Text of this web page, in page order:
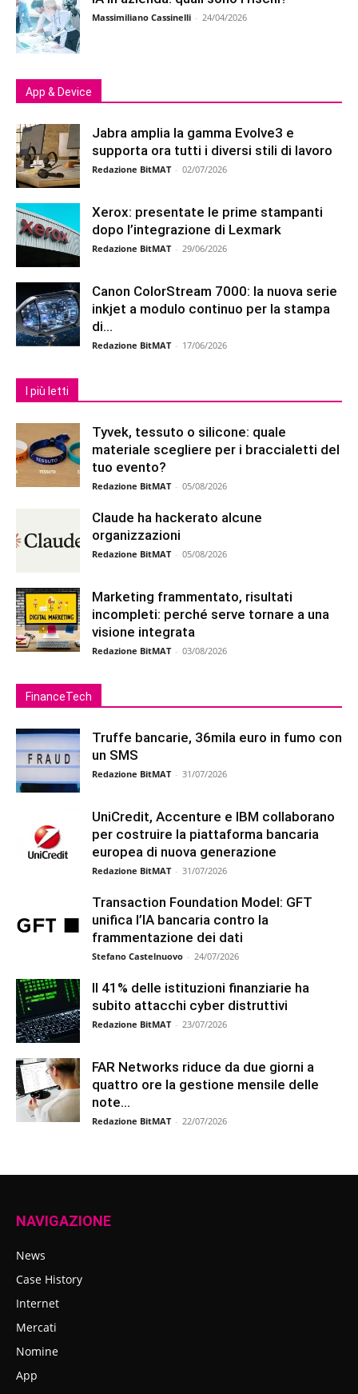
Massimiliano Cassinelli - 24/04/2026
App & Device
Jabra amplia la gamma Evolve3 e
supporta ora tutti i diversi stili di lavoro
Redazione BitMAT - 02/07/2026
Xerox: presentate le prime stampanti
dopo l’integrazione di Lexmark
Redazione BitMAT - 29/06/2026
Canon ColorStream 7000: la nuova serie
inkjet a modulo continuo per la stampa
di...
Redazione BitMAT - 17/06/2026
I più letti
Tyvek, tessuto o silicone: quale
materiale scegliere per i braccialetti del
tuo evento?
Redazione BitMAT - 05/08/2026
Claude ha hackerato alcune
organizzazioni
Redazione BitMAT - 05/08/2026
Marketing frammentato, risultati
incompleti: perché serve tornare a una
visione integrata
Redazione BitMAT - 03/08/2026
FinanceTech
Truffe bancarie, 36mila euro in fumo con
un SMS
Redazione BitMAT - 31/07/2026
UniCredit, Accenture e IBM collaborano
per costruire la piattaforma bancaria
europea di nuova generazione
Redazione BitMAT - 31/07/2026
Transaction Foundation Model: GFT
unifica l’IA bancaria contro la
frammentazione dei dati
Stefano Castelnuovo - 24/07/2026
Il 41% delle istituzioni finanziarie ha
subito attacchi cyber distruttivi
Redazione BitMAT - 23/07/2026
FAR Networks riduce da due giorni a
quattro ore la gestione mensile delle
note...
Redazione BitMAT - 22/07/2026
NAVIGAZIONE
News
Case History
Internet
Mercati
Nomine
App